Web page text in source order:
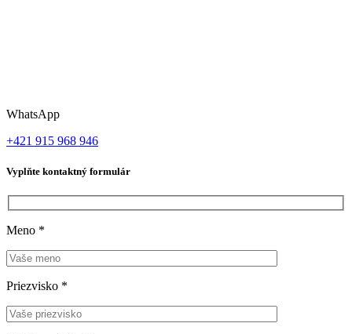
WhatsApp
+421 915 968 946
Vyplňte kontaktný formulár
Meno *
Priezvisko *